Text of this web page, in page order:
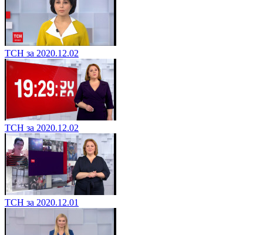
ТСН за 2020.12.02
ТСН за 2020.12.02
ТСН за 2020.12.01